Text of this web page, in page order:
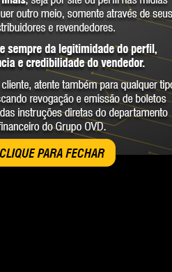
CLIQUE PARA FECHAR